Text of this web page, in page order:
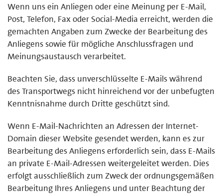
Wenn uns ein Anliegen oder eine Meinung per E-Mail,
Post, Telefon, Fax oder Social-Media erreicht, werden die
gemachten Angaben zum Zwecke der Bearbeitung des
Anliegens sowie für mögliche Anschlussfragen und
Meinungsaustausch verarbeitet.
Beachten Sie, dass unverschlüsselte E-Mails während
des Transportwegs nicht hinreichend vor der unbefugten
Kenntnisnahme durch Dritte geschützt sind.
Wenn E-Mail-Nachrichten an Adressen der Internet-
Domain dieser Website gesendet werden, kann es zur
Bearbeitung des Anliegens erforderlich sein, dass E-Mails
an private E-Mail-Adressen weitergeleitet werden. Dies
erfolgt ausschließlich zum Zweck der ordnungsgemäßen
Bearbeitung Ihres Anliegens und unter Beachtung der